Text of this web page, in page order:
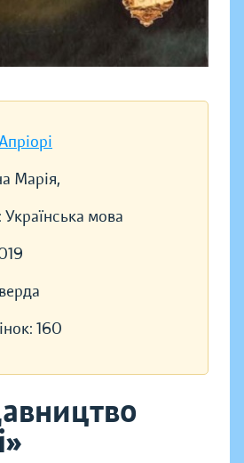
Марія,
Українська мова
160